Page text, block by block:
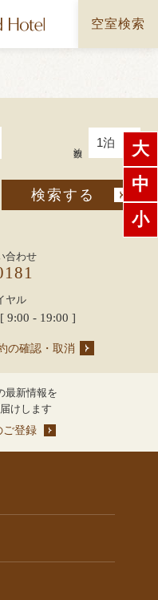
空室検索
検索する
合わせ
ヤル
[ 9:00 - 19:00 ]
の確認・取消
最新情報を
けします
ご登録
大
中
小